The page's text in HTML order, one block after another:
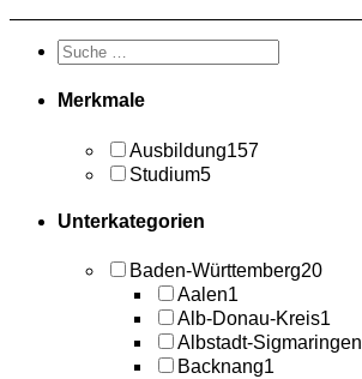
Merkmale
Ausbildung157
Studium5
Unterkategorien
Baden-Württemberg20
Aalen1
Alb-Donau-Kreis1
Albstadt-Sigmaringen
Backnang1